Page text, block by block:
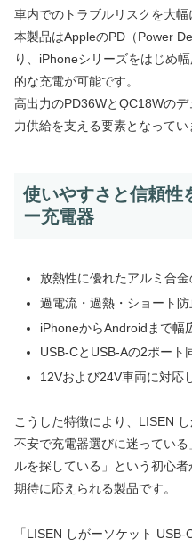
車内でのトラブルリスクを大幅
本製品はAppleのPD（Power
り、iPhoneシリーズをはじめ
的な充電が可能です。
高出力のPD36WとQC18Wの
力供給を支える要素となってい
使いやすさと信頼性
ー充電器
放熱性に優れたアルミ合金
過電流・過熱・ショート
iPhoneからAndroidまで幅
USB-CとUSB-Aの2ポート
12Vおよび24V車両に対応
こうした特徴により、LISEN
不安で充電器選びに迷ってい
ルを探している」という初心
期待に応えられる製品です。
「LISEN しがーソケット